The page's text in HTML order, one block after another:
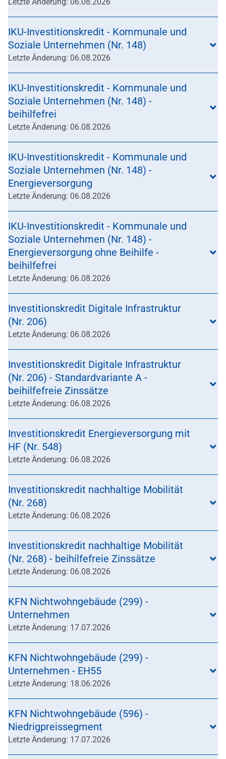
Letzte Änderung: 06.08.2026
IKU-Investitionskredit - Kommunale und
Soziale Unternehmen (Nr. 148)
Letzte Änderung: 06.08.2026
IKU-Investitionskredit - Kommunale und
Soziale Unternehmen (Nr. 148) -
beihilfefrei
Letzte Änderung: 06.08.2026
IKU-Investitionskredit - Kommunale und
Soziale Unternehmen (Nr. 148) -
Energieversorgung
Letzte Änderung: 06.08.2026
IKU-Investitionskredit - Kommunale und
Soziale Unternehmen (Nr. 148) -
Energieversorgung ohne Beihilfe -
beihilfefrei
Letzte Änderung: 06.08.2026
Investitionskredit Digitale Infrastruktur
(Nr. 206)
Letzte Änderung: 06.08.2026
Investitionskredit Digitale Infrastruktur
(Nr. 206) - Standardvariante A -
beihilfefreie Zinssätze
Letzte Änderung: 06.08.2026
Investitionskredit Energieversorgung mit
HF (Nr. 548)
Letzte Änderung: 06.08.2026
Investitionskredit nachhaltige Mobilität
(Nr. 268)
Letzte Änderung: 06.08.2026
Investitionskredit nachhaltige Mobilität
(Nr. 268) - beihilfefreie Zinssätze
Letzte Änderung: 06.08.2026
KFN Nichtwohngebäude (299) -
Unternehmen
Letzte Änderung: 17.07.2026
KFN Nichtwohngebäude (299) -
Unternehmen - EH55
Letzte Änderung: 18.06.2026
KFN Nichtwohngebäude (596) -
Niedrigpreissegment
Letzte Änderung: 17.07.2026